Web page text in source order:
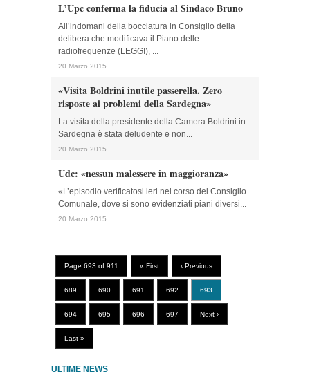
L’Upc conferma la fiducia al Sindaco Bruno
All’indomani della bocciatura in Consiglio della
delibera che modificava il Piano delle
radiofrequenze (LEGGI), ...
20 Marzo 2015
«Visita Boldrini inutile passerella. Zero
risposte ai problemi della Sardegna»
La visita della presidente della Camera Boldrini in
Sardegna è stata deludente e non...
20 Marzo 2015
Udc: «nessun malessere in maggioranza»
«L’episodio verificatosi ieri nel corso del Consiglio
Comunale, dove si sono evidenziati piani diversi...
20 Marzo 2015
Page 693 of 911 « First ‹ Previous
689 690 691 692 693
694 695 696 697 Next ›
Last »
ULTIME NEWS